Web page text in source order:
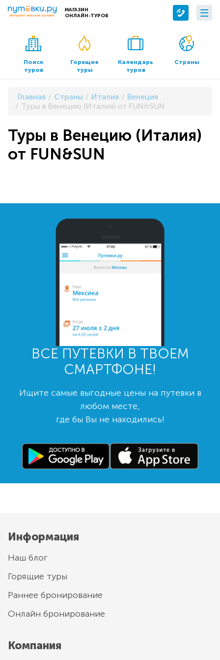
МАГАЗИН
ОНЛАЙН-ТУРОВ
Сервисы
Бронирование отелей
Трансфер
О компании
О нас
Контакты
Документы и реквизиты
Поиск
туров
Горящие
туры
Календарь
туров
Страны
Главная Страны Италия
Венеция
Туры в Венецию (Италия) от FUN&SUN
Туры в Венецию (Италия)
от FUN&SUN
ВСЕ ПУТЕВКИ В ТВОЕМ
СМАРТФОНЕ!
Ищите самые выгодные цены на путевки в
любом месте,
где бы Вы не находились!
Информация
Наш блог
Горящие туры
Раннее бронирование
Онлайн бронирование
Компания